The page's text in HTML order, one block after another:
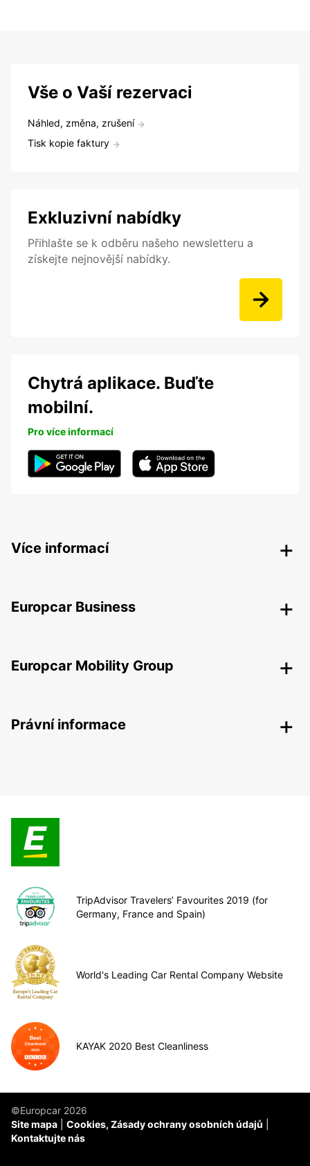
Vše o Vaší rezervaci
Náhled, změna, zrušení
Tisk kopie faktury
Exkluzivní nabídky
Přihlašte se k odběru našeho newsletteru a
získejte nejnovější nabídky.
Chytrá aplikace. Buďte
mobilní.
Pro více informací
Více informací
Europcar Business
Europcar Mobility Group
Právní informace
TripAdvisor Travelers’ Favourites 2019 (for
Germany, France and Spain)
World's Leading Car Rental Company Website
KAYAK 2020 Best Cleanliness
©Europcar 2026
Site mapa
Cookies, Zásady ochrany osobních údajů
Kontaktujte nás